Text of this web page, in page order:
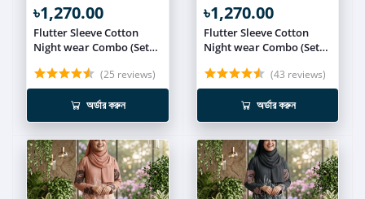
৳1,270.00
Flutter Sleeve Cotton
Night wear Combo (Set
(25 reviews)
অর্ডার করুন
৳1,270.00
Flutter Sleeve Cotton
Night wear Combo (Set
(43 reviews)
অর্ডার করুন